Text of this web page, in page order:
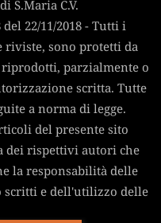
S.Maria C.V.
22/11/2018 - Tutti i
riviste, sono protetti da
riprodotti, parzialmente o
scritta. Tutte
a norma di legge.
del presente sito
dei rispettivi autori che
la responsabilità delle
e dell'utilizzo delle